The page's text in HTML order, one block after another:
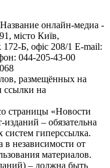
онлайн-медиа -
місто Київ,
Б, офіс 208/1 E-mail:
044-205-43-00
размещённых на
ссылки на
страницы «Новости
– обязательна
систем гиперссылка.
независимости от
материалов.
– должна быть